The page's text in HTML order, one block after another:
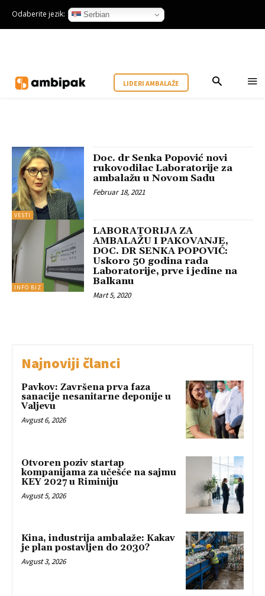
Odaberite jezik: Serbian
LIDERI AMBALAŽE
VESTI
Doc. dr Senka Popović novi
rukovodilac Laboratorije za
ambalažu u Novom Sadu
Februar 18, 2021
INFO BIZ
LABORATORIJA ZA
AMBALAŽU I PAKOVANJE,
DOC. DR SENKA POPOVIĆ:
Uskoro 50 godina rada
Laboratorije, prve i jedine na
Balkanu
Mart 5, 2020
Najnoviji članci
Pavkov: Završena prva faza
sanacije nesanitarne deponije u
Valjevu
Avgust 6, 2026
Otvoren poziv startap
kompanijama za učešće na sajmu
KEY 2027 u Riminiju
Avgust 5, 2026
Kina, industrija ambalaže: Kakav
je plan postavljen do 2030?
Avgust 3, 2026